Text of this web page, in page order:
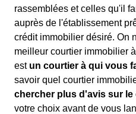
rassemblées et celles qu'il
auprès de l'établissement
crédit immobilier désiré. On
meilleur courtier immobilier
est un courtier à qui vous
savoir quel courtier
chercher plus d'avis sur le
votre choix avant de vous